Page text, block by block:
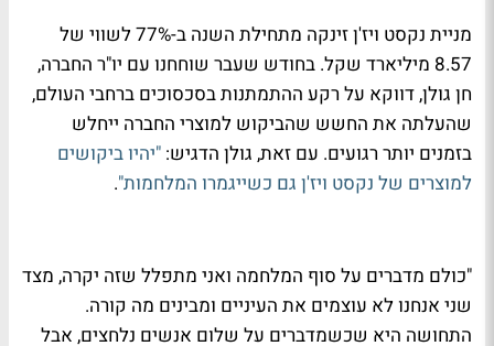
מניית נקסט ויז'ן זינקה מתחילת השנה ב-77% לשווי של
8.57 מיליארד שקל. בחודש שעבר שוחחנו עם יו"ר החברה,
חן גולן, דווקא על רקע ההתמתנות בסכסוכים ברחבי העולם,
שהעלתה את החשש שהביקוש למוצרי החברה ייחלש
בזמנים יותר רגועים. עם זאת, גולן הדגיש: "יהיו ביקושים
למוצרים של נקסט ויז'ן גם כשייגמרו המלחמות".
"כולם מדברים על סוף המלחמה ואני מתפלל שזה יקרה, מצד
שני אנחנו לא עוצמים את העיניים ומבינים מה קורה.
התחושה היא שכשמדברים על שלום אנשים נלחצים, אבל